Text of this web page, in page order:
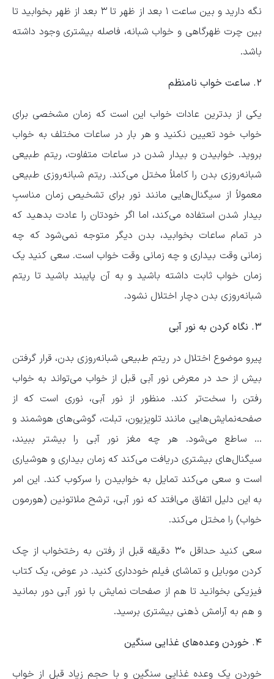
نگه دارید و بین ساعت ۱ بعد از ظهر تا ۳ بعد از ظهر بخوابید تا
بین چرت ظهرگاهی و خواب شبانه، فاصله بیشتری وجود داشته
باشد.
۲. ساعت خواب نامنظم
یکی از بدترین عادات خواب این است که زمان مشخصی برای
خواب خود تعیین نکنید و هر بار در ساعات مختلف به خواب
بروید. خوابیدن و بیدار شدن در ساعات متفاوت، ریتم طبیعی
شبانه‌روزی بدن را کاملاً مختل می‌کند. ریتم شبانه‌روزی طبیعی
معمولاً از سیگنال‌هایی مانند نور برای تشخیص زمان مناسبِ
بیدار شدن استفاده می‌کند، اما اگر خودتان را عادت بدهید که
در تمام ساعات بخوابید، بدن دیگر متوجه نمی‌شود که چه
زمانی وقت بیداری و چه زمانی وقت خواب است. سعی کنید یک
زمان خواب ثابت داشته باشید و به آن پایبند باشید تا ریتم
شبانه‌روزی بدن دچار اختلال نشود.
۳. نگاه کردن به نور آبی
پیرو موضوع اختلال در ریتم طبیعی شبانه‌روزی بدن، قرار گرفتن
بیش از حد در معرض نور آبی قبل از خواب می‌تواند به خواب
رفتن را سخت‌تر کند. منظور از نور آبی، نوری است که از
صفحه‌نمایش‌هایی مانند تلویزیون، تبلت، گوشی‌های هوشمند و
… ساطع می‌شود. هر چه مغز نور آبی را بیشتر ببیند،
سیگنال‌های بیشتری دریافت می‌کند که زمان بیداری و هوشیاری
است و سعی می‌کند تمایل به خوابیدن را سرکوب کند. این امر
به این دلیل اتفاق می‌افتد که نور آبی، ترشح ملاتونین (هورمون
خواب) را مختل می‌کند.
سعی کنید حداقل ۳۰ دقیقه قبل از رفتن به رختخواب از چک
کردن موبایل و تماشای فیلم خودداری کنید. در عوض، یک کتاب
فیزیکی بخوانید تا هم از صفحات نمایش با نور آبی دور بمانید
و هم به آرامش ذهنی بیشتری برسید.
۴. خوردن وعده‌های غذایی سنگین
خوردن یک وعده غذایی سنگین و با حجم زیاد قبل از خواب